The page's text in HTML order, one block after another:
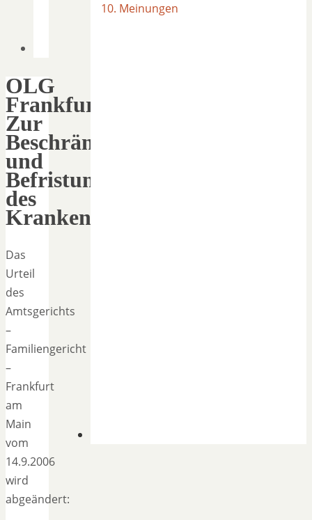
OLG
Frankfurt:
Zur
Beschränkung
und
Befristung
des
Krankenunterhalts
Das
Urteil
des
Amtsgerichts
–
Familiengericht
–
Frankfurt
am
Main
vom
14.9.2006
wird
abgeändert:
10. Meinungen